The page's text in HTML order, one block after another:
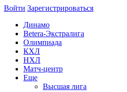
Войти Зарегиcтрироваться
Динамо
Betera-Экстралига
Олимпиада
КХЛ
НХЛ
Матч-центр
Еще
Высшая лига